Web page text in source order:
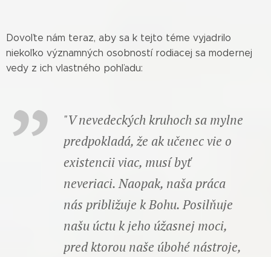
Dovoľte nám teraz, aby sa k tejto téme vyjadrilo
niekoľko významných osobností rodiacej sa modernej
vedy z ich vlastného pohľadu:
"V nevedeckých kruhoch sa mylne
predpokladá, že ak učenec vie o
existencii viac, musí byť
neveriaci. Naopak, naša práca
nás približuje k Bohu. Posilňuje
našu úctu k jeho úžasnej moci,
pred ktorou naše úbohé nástroje,